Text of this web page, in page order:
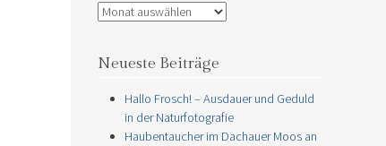
Archiv
Neueste Beiträge
Hallo Frosch! – Ausdauer und Geduld
in der Naturfotografie
Haubentaucher im Dachauer Moos an